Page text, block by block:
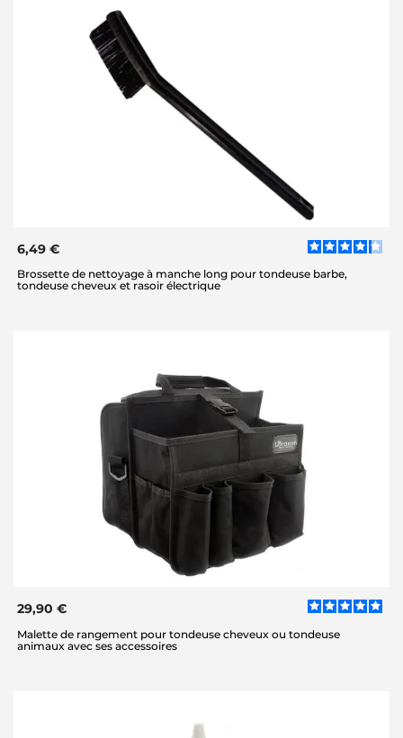
6,49 €
Brossette de nettoyage à manche long pour tondeuse barbe,
tondeuse cheveux et rasoir électrique
29,90 €
Malette de rangement pour tondeuse cheveux ou tondeuse
animaux avec ses accessoires